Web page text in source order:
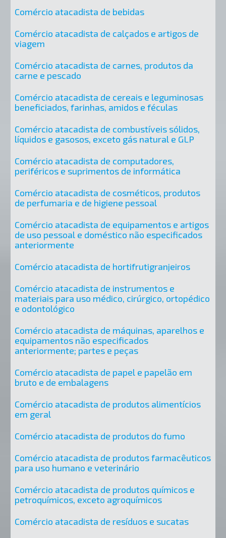
Comércio atacadista de bebidas
Comércio atacadista de calçados e artigos de
viagem
Comércio atacadista de carnes, produtos da
carne e pescado
Comércio atacadista de cereais e leguminosas
beneficiados, farinhas, amidos e féculas
Comércio atacadista de combustíveis sólidos,
líquidos e gasosos, exceto gás natural e GLP
Comércio atacadista de computadores,
periféricos e suprimentos de informática
Comércio atacadista de cosméticos, produtos
de perfumaria e de higiene pessoal
Comércio atacadista de equipamentos e artigos
de uso pessoal e doméstico não especificados
anteriormente
Comércio atacadista de hortifrutigranjeiros
Comércio atacadista de instrumentos e
materiais para uso médico, cirúrgico, ortopédico
e odontológico
Comércio atacadista de máquinas, aparelhos e
equipamentos não especificados
anteriormente; partes e peças
Comércio atacadista de papel e papelão em
bruto e de embalagens
Comércio atacadista de produtos alimentícios
em geral
Comércio atacadista de produtos do fumo
Comércio atacadista de produtos farmacêuticos
para uso humano e veterinário
Comércio atacadista de produtos químicos e
petroquímicos, exceto agroquímicos
Comércio atacadista de resíduos e sucatas